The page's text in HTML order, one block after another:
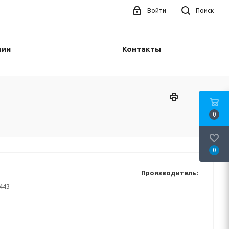
Поиск
Войти
Контакты
Производитель:
0
0